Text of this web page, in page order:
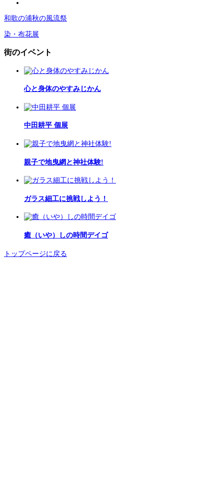
和歌の浦秋の風流祭
染・布花展
街のイベント
心と身体のやすみじかん
中田耕平 個展
親子で地曳網と神社体験!
ガラス細工に挑戦しよう！
癒（いや）しの時間デイゴ
トップページに戻る